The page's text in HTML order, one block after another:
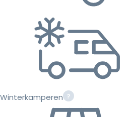
Winterkamperen